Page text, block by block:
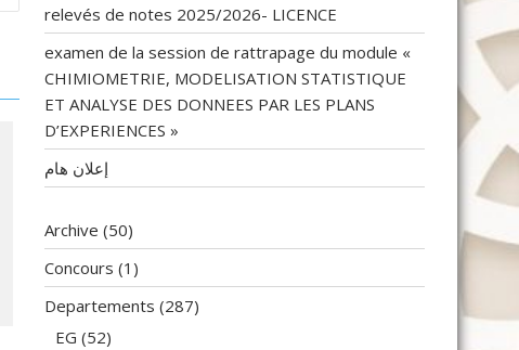
relevés de notes 2025/2026- LICENCE
examen de la session de rattrapage du module «
CHIMIOMETRIE, MODELISATION STATISTIQUE
ET ANALYSE DES DONNEES PAR LES PLANS
D’EXPERIENCES »
إعلان هام
Archive (50)
Concours (1)
Departements (287)
EG (52)